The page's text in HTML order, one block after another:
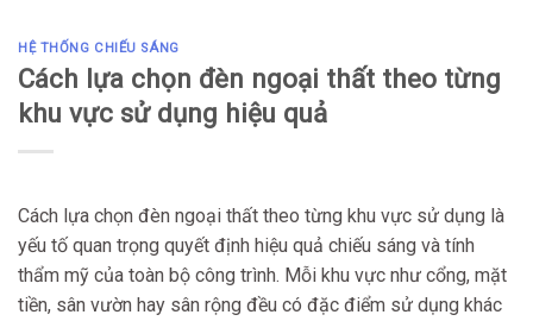
HỆ THỐNG CHIẾU SÁNG
Cách lựa chọn đèn ngoại thất theo từng
khu vực sử dụng hiệu quả
Cách lựa chọn đèn ngoại thất theo từng khu vực sử dụng là
yếu tố quan trọng quyết định hiệu quả chiếu sáng và tính
thẩm mỹ của toàn bộ công trình. Mỗi khu vực như cổng, mặt
tiền, sân vườn hay sân rộng đều có đặc điểm sử dụng khác